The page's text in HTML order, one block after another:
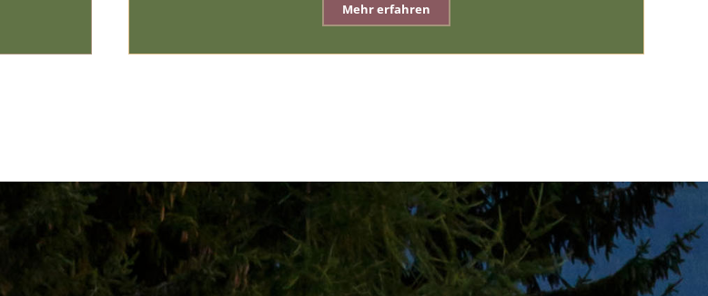
Mehr erfahren